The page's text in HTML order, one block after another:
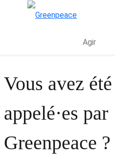
Agir
Vous avez été
appelé·es par
Greenpeace ?